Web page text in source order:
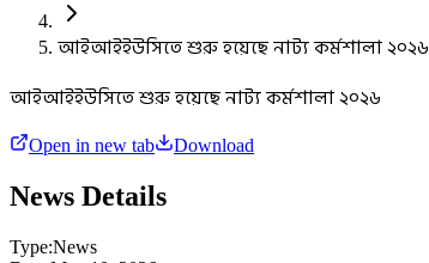
আইআইইউসিতে শুরু হয়েছে নাট্য কর্মশালা ২০২৬
আইআইইউসিতে শুরু হয়েছে নাট্য কর্মশালা ২০২৬
Open in new tab Download
News Details
Type:News